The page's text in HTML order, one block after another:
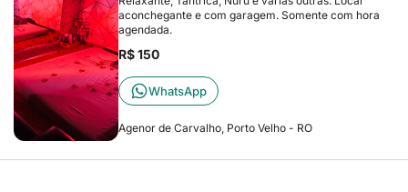
aconchegante e com garagem. Somente com hora
agendada.
R$ 150
WhatsApp
Agenor de Carvalho, Porto Velho - RO